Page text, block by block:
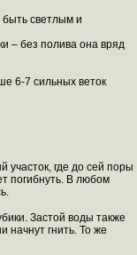
быть светлым и
– без полива она вряд
6-7 сильных веток
участок, где до сей поры
погибнуть. В любом
Застой воды также
начнут гнить. То же